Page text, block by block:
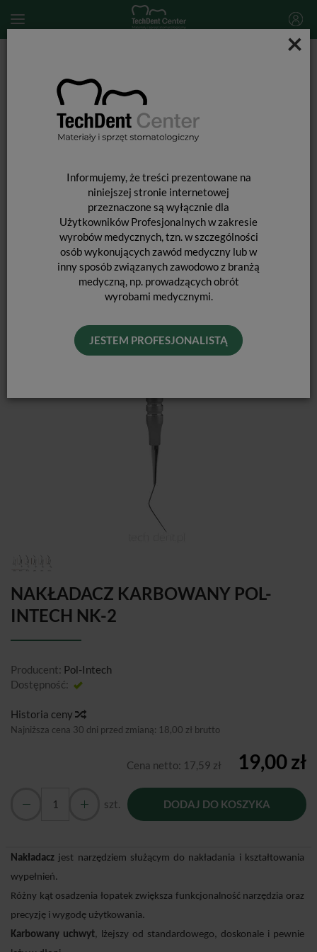
×
Informujemy, że treści prezentowane na
niniejszej stronie internetowej
przeznaczone są wyłącznie dla
Użytkowników Profesjonalnych w zakresie
wyrobów medycznych, tzn. w szczególności
osób wykonujących zawód medyczny lub w
inny sposób związanych zawodowo z branżą
medyczną, np. prowadzących obrót
wyrobami medycznymi.
JESTEM PROFESJONALISTĄ
Nakładacz karbowany Pol-Intech NK-2
NAKŁADACZ KARBOWANY POL-
INTECH NK-2
Producent: Pol-Intech
Dostępność:
Historia ceny
Najniższa cena 30 dni przed zmianą: 18,00 zł brutto
Cena netto: 17,59 zł 19,00 zł
szt. DODAJ DO KOSZYKA
Nakładacz jest narzędziem służącym do nakładania i kształtowania
wypełnień.
Różny kąt osadzenia łopatek zwiększa funkcjonalność narzędzia oraz
precyzję i wygodę użytkowania.
Karbowany uchwyt, lżejszy od standardowego, doskonale i pewnie